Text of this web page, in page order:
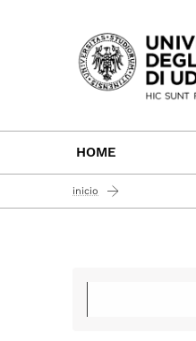
Passa al
HOME
inicio